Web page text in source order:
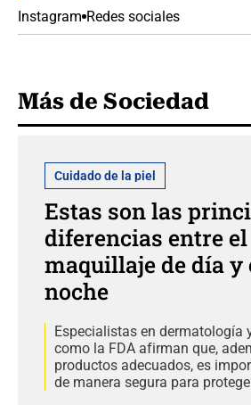
Instagram Redes sociales
Más de Sociedad
Cuidado de la piel
Estas son las
diferencias entre el
maquillaje de día y
noche
Especialistas en dermatología
como la FDA afirman que,
productos adecuados, es
de manera segura para